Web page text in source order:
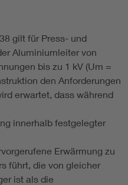
gilt für Press- und
Aluminiumleiter von
bis zu 1 kV (Um =
den Anforderungen
erwartet, dass während
innerhalb festgelegter
Erwärmung zu
führt, die von gleicher
ist als die